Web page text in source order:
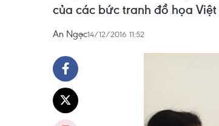
của các bức tranh đồ họa
An Ngọc14/12/2016 11:52